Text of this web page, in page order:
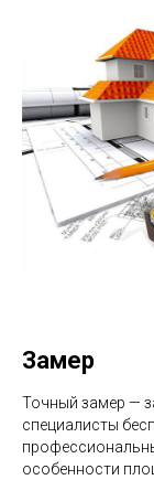
Замер
Точный замер —
специалисты
особенности